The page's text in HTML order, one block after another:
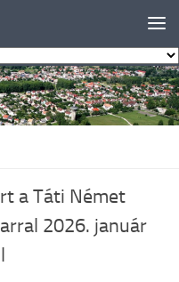
a Táti Német
2026. január